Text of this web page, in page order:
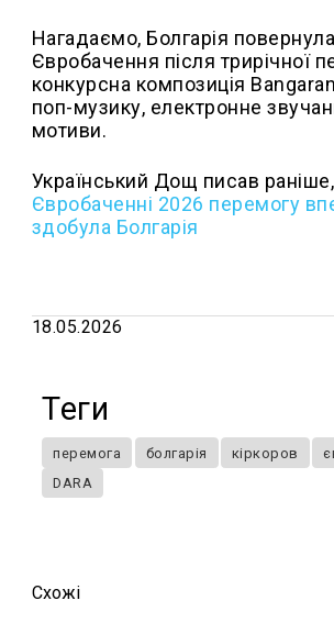
Нагадаємо, Болгарія
Євробачення після трирічної
конкурсна композиція
поп-музику, електронне
мотиви.
Український Дощ писав
Євробаченні 2026 перемогу
здобула Болгарія
18.05.2026
Теги
перемога болгарія кіркоров
DARA
Схожi